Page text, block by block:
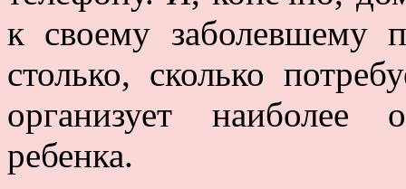
к своему заболевшему
столько, сколько
организует наиболее
ребенка.